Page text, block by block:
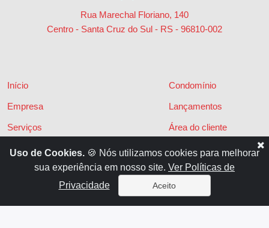
Rua Marechal Floriano, 140
Centro - Santa Cruz do Sul - RS - 96810-002
Início
Empresa
Serviços
Financiamentos
Locações
Condomínio
Lançamentos
Área do cliente
Políticas de privacidade
Contato
Uso de Cookies. 🍪 Nós utilizamos cookies para melhorar
sua experiência em nosso site. Ver Políticas de
Privacidade
Aceito